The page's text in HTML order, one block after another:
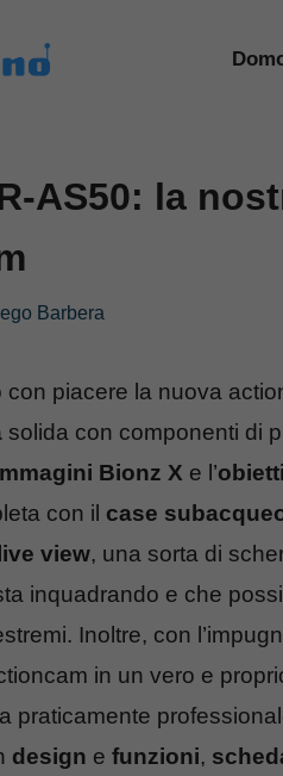
AS50: la
Barbera
con piacere la nuova
solida con componenti di
Bionz X e l’
con il case
live view, una sorta di
inquadrando e che
Inoltre, con
in un vero e
praticamente
design e funzioni,